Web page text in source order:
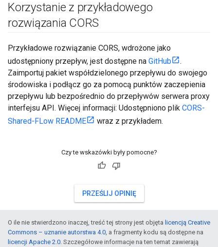
Korzystanie z przykładowego
rozwiązania CORS
Przykładowe rozwiązanie CORS, wdrożone jako
udostępniony przepływ, jest dostępne na GitHub
.
Zaimportuj pakiet współdzielonego przepływu do swojego
środowiska i podłącz go za pomocą punktów zaczepienia
przepływu lub bezpośrednio do przepływów serwera proxy
interfejsu API. Więcej informacji: Udostępniono plik CORS-
Shared-FLow README
wraz z przykładem.
Czy te wskazówki były pomocne?
PRZEŚLIJ OPINIĘ
O ile nie stwierdzono inaczej, treść tej strony jest objęta licencją Creative
Commons – uznanie autorstwa 4.0 , a fragmenty kodu są dostępne na
licencji Apache 2.0 . Szczegółowe informacje na ten temat zawierają